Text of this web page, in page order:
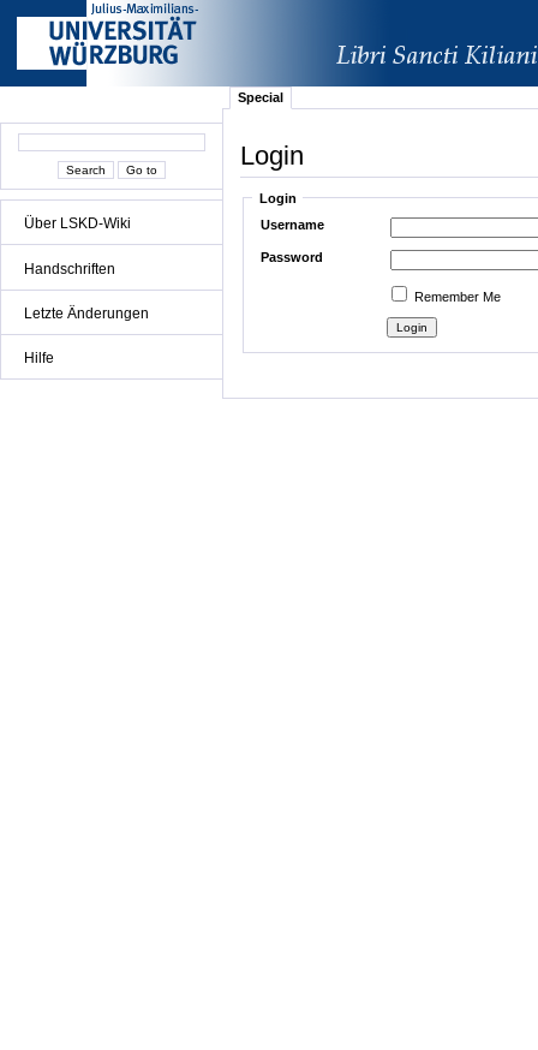
Über LSKD-Wiki
Handschriften
Letzte Änderungen
Hilfe
Special
Login
Login
Username
Password
Remember Me